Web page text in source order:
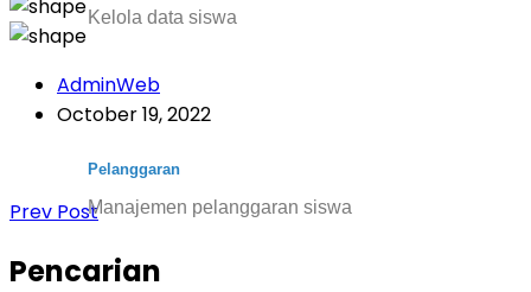
Kelola data siswa
Pelanggaran
Manajemen pelanggaran siswa
AdminWeb
October 19, 2022
Prev Post
Pencarian